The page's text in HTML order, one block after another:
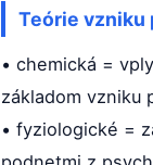
Teórie vzniku
• chemická =
základom vzniku
• fyziologické =